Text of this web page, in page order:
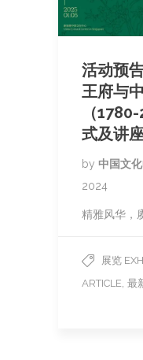
活动预
王府与
（
式及讲
by 中国文
2024
精雅风华，
展览
ARTICLE, 最